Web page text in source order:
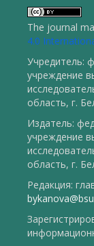
The journal
4.0
Учредитель:
учреждение
область, г.
Издатель:
учреждение
область, г.
Редакция: